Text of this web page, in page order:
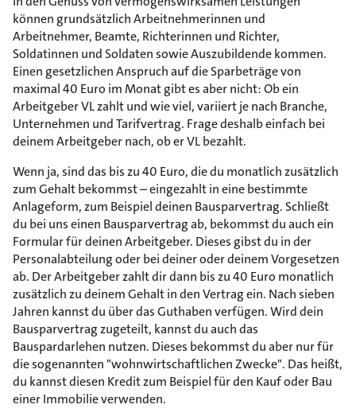
können grundsätzlich Arbeitnehmerinnen und
Arbeitnehmer, Beamte, Richterinnen und Richter,
Soldatinnen und Soldaten sowie Auszubildende kommen.
Einen gesetzlichen Anspruch auf die Sparbeträge von
maximal 40 Euro im Monat gibt es aber nicht: Ob ein
Arbeitgeber VL zahlt und wie viel, variiert je nach Branche,
Unternehmen und Tarifvertrag. Frage deshalb einfach bei
deinem Arbeitgeber nach, ob er VL bezahlt.
Wenn ja, sind das bis zu 40 Euro, die du monatlich zusätzlich
zum Gehalt bekommst – eingezahlt in eine bestimmte
Anlageform, zum Beispiel deinen Bausparvertrag. Schließt
du bei uns einen Bausparvertrag ab, bekommst du auch ein
Formular für deinen Arbeitgeber. Dieses gibst du in der
Personalabteilung oder bei deiner oder deinem Vorgesetzen
ab. Der Arbeitgeber zahlt dir dann bis zu 40 Euro monatlich
zusätzlich zu deinem Gehalt in den Vertrag ein. Nach sieben
Jahren kannst du über das Guthaben verfügen. Wird dein
Bausparvertrag zugeteilt, kannst du auch das
Bauspardarlehen nutzen. Dieses bekommst du aber nur für
die sogenannten "wohnwirtschaftlichen Zwecke". Das heißt,
du kannst diesen Kredit zum Beispiel für den Kauf oder Bau
einer Immobilie verwenden.